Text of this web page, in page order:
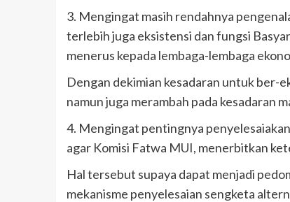
3. Mengingat masih rendahnya
terlebih juga eksistensi dan fungsi
menerus kepada lembaga-lembaga
Dengan dekimian kesadaran untuk ber-
namun juga merambah pada kesadaran
4. Mengingat pentingnya
agar Komisi Fatwa MUI, menerbitkan
Hal tersebut supaya dapat menjadi
mekanisme penyelesaian sengketa